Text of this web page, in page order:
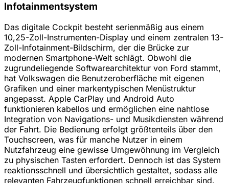
Infotainmentsystem
Das digitale Cockpit besteht serienmäßig aus einem
10,25-Zoll-Instrumenten-Display und einem zentralen 13-
Zoll-Infotainment-Bildschirm, der die Brücke zur
modernen Smartphone-Welt schlägt. Obwohl die
zugrundeliegende Softwarearchitektur von Ford stammt,
hat Volkswagen die Benutzeroberfläche mit eigenen
Grafiken und einer markentypischen Menüstruktur
angepasst. Apple CarPlay und Android Auto
funktionieren kabellos und ermöglichen eine nahtlose
Integration von Navigations- und Musikdiensten während
der Fahrt. Die Bedienung erfolgt größtenteils über den
Touchscreen, was für manche Nutzer in einem
Nutzfahrzeug eine gewisse Umgewöhnung im Vergleich
zu physischen Tasten erfordert. Dennoch ist das System
reaktionsschnell und übersichtlich gestaltet, sodass alle
relevanten Fahrzeugfunktionen schnell erreichbar sind.